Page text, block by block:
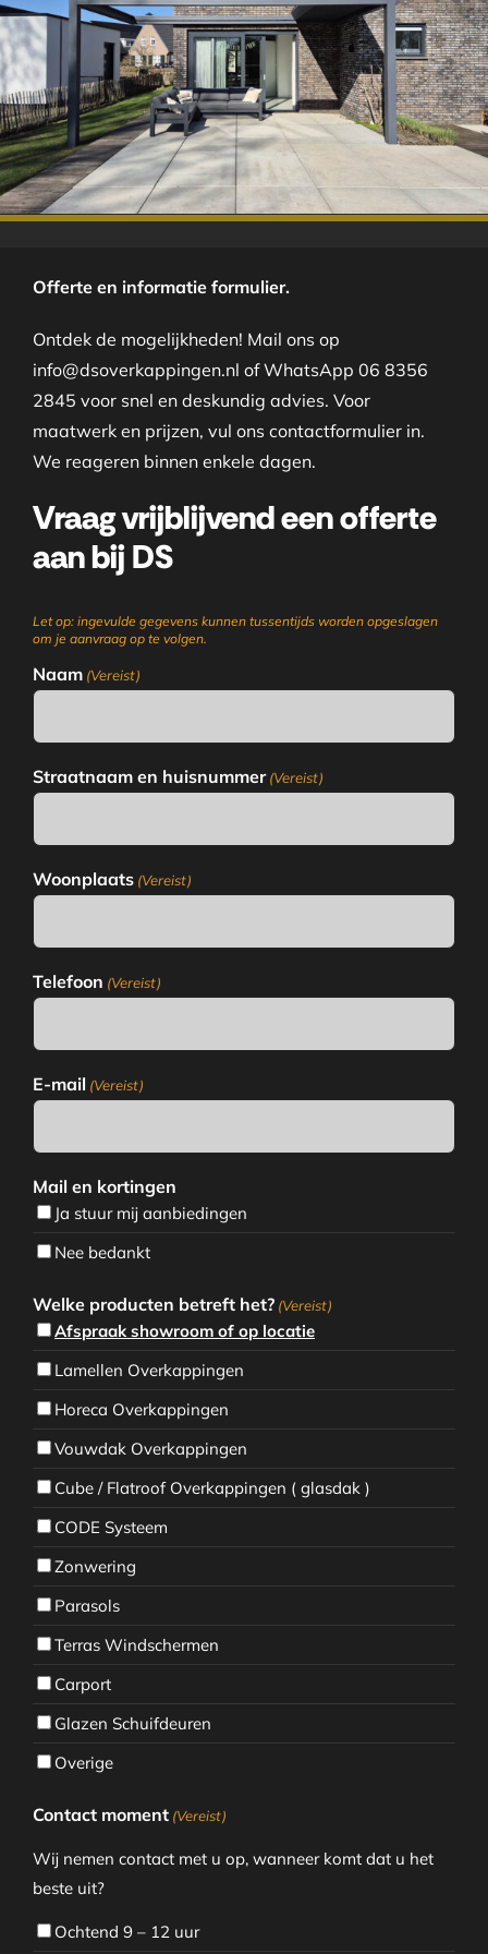
.
Offerte en informatie formulier.
Ontdek de mogelijkheden! Mail ons op
info@dsoverkappingen.nl of WhatsApp 06 8356
2845 voor snel en deskundig advies. Voor
maatwerk en prijzen, vul ons contactformulier in.
We reageren binnen enkele dagen.
Vraag vrijblijvend een offerte
aan bij DS
Let op: ingevulde gegevens kunnen tussentijds worden opgeslagen
om je aanvraag op te volgen.
Naam (Vereist)
Straatnaam en huisnummer (Vereist)
Woonplaats (Vereist)
Telefoon (Vereist)
E-mail (Vereist)
Mail en kortingen
Ja stuur mij aanbiedingen
Nee bedankt
Welke producten betreft het? (Vereist)
Afspraak showroom of op locatie
Lamellen Overkappingen
Horeca Overkappingen
Vouwdak Overkappingen
Cube / Flatroof Overkappingen ( glasdak )
CODE Systeem
Zonwering
Parasols
Terras Windschermen
Carport
Glazen Schuifdeuren
Overige
Contact moment (Vereist)
Wij nemen contact met u op, wanneer komt dat u het
beste uit?
Ochtend 9 – 12 uur